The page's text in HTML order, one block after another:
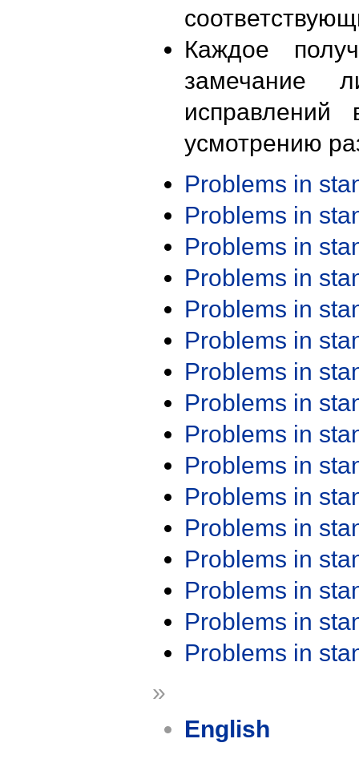
Каждое
замечание
исправлений
усмотрению
Problems in
Problems in
Problems in
Problems in
Problems in
Problems in
Problems in
Problems in
Problems in
Problems in
Problems in
Problems in
Problems in
Problems in
Problems in
Problems in
»
English